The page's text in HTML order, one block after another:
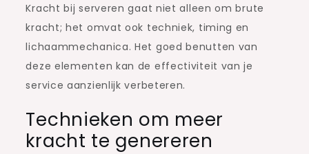
Kracht bij serveren gaat niet alleen om brute
kracht; het omvat ook techniek, timing en
lichaammechanica. Het goed benutten van
deze elementen kan de effectiviteit van je
service aanzienlijk verbeteren.
Technieken om meer
kracht te genereren